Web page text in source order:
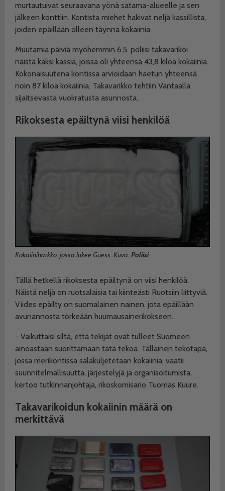
murtautuivat seuraavana yönä satama-alueelle ja sen
jälkeen konttiin. Kontista miehet hakivat neljä kassillista,
joiden epäillään olleen täynnä kokaiinia.
Muutamia päiviä myöhemmin 6.5. poliisi takavarikoi
näistä kaksi kassia, joissa oli yhteensä 43,8 kiloa kokaiinia.
Kokonaisuutena kontissa arvioidaan haetun yhteensä
noin 87 kiloa kokaiinia. Takavarikko tehtiin Vantaalla
sijaitsevasta vuokratusta asunnosta.
Rikoksesta epäiltynä viisi henkilöä
Kokaiiniharkko, jossa lukee Guess. Kuva:Poliisi
Tällä hetkellä rikoksesta epäiltynä on viisi henkilöä.
Näistä neljä on ruotsalaisia tai kiinteästi Ruotsiin liittyviä.
Viides epäilty on suomalainen nainen, jota epäillään
avunannosta törkeään huumausainerikokseen.
− Vaikuttaisi siltä, että tekijät ovat tulleet Suomeen
ainoastaan suorittamaan tätä tekoa. Tällainen tekotapa,
jossa merikontissa salakuljetetaan kokaiinia, vaatii
suunnitelmallisuutta, järjestelyjä ja organisoitumista,
kertoo tutkinnanjohtaja, rikoskomisario Tuomas Kuure.
Takavarikoidun kokaiinin määrä on
merkittävä